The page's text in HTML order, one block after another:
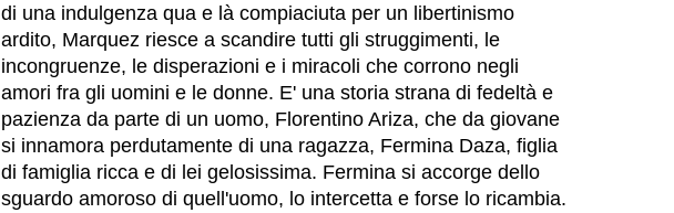
di una indulgenza qua e là compiaciuta per un libertinismo
ardito, Marquez riesce a scandire tutti gli struggimenti, le
incongruenze, le disperazioni e i miracoli che corrono negli
amori fra gli uomini e le donne. E' una storia strana di fedeltà e
pazienza da parte di un uomo, Florentino Ariza, che da giovane
si innamora perdutamente di una ragazza, Fermina Daza, figlia
di famiglia ricca e di lei gelosissima. Fermina si accorge dello
sguardo amoroso di quell'uomo, lo intercetta e forse lo ricambia.